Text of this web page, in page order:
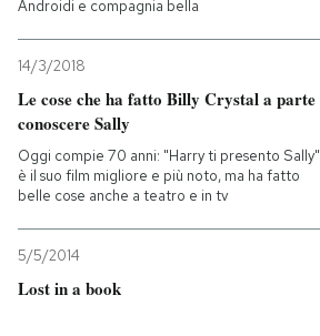
Androidi e compagnia bella
14/3/2018
Le cose che ha fatto Billy Crystal a parte
conoscere Sally
Oggi compie 70 anni: "Harry ti presento Sally"
è il suo film migliore e più noto, ma ha fatto
belle cose anche a teatro e in tv
5/5/2014
Lost in a book